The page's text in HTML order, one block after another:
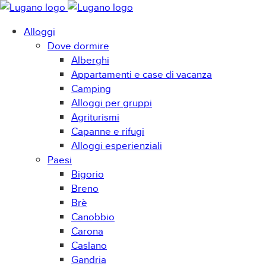
Alloggi
Dove dormire
Alberghi
Appartamenti e case di vacanza
Camping
Alloggi per gruppi
Agriturismi
Capanne e rifugi
Alloggi esperienziali
Paesi
Bigorio
Breno
Brè
Canobbio
Carona
Caslano
Gandria